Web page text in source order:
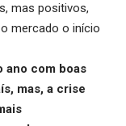
mas positivos,
mercado o início
ano com boas
mas, a crise